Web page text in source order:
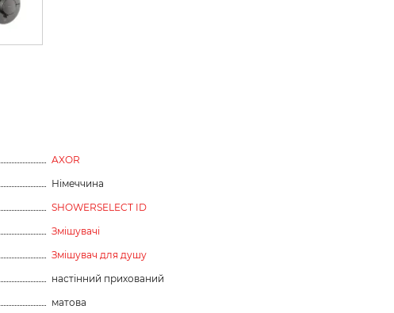
AXOR
Німеччина
SHOWERSELECT ID
Змішувачі
Змішувач для душу
настінний прихований
матова